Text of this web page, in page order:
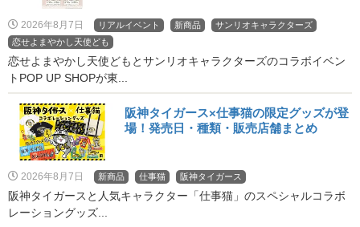
2026年8月7日 リアルイベント 新商品
サンリオキャラクターズ
恋せよまやかし天使ども
恋せよまやかし天使どもとサンリオキャラクターズのコラボイベン
トPOP UP SHOPが東...
阪神タイガース×仕事猫の限定グッズが登
場！発売日・種類・販売店舗まとめ
2026年8月7日 新商品 仕事猫 阪神タイガース
阪神タイガースと人気キャラクター「仕事猫」のスペシャルコラボ
レーショングッズ...